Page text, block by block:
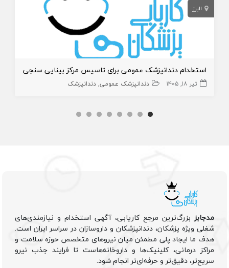
البرز
استخدام دندانپزشک عمومی برای تاسیس مرکز بینایی سنجی
تیر ۱۸, ۱۴۰۵ دندانپزشک عمومی دندانپزشک
مدجابزبزرگ‌ترین مرجع کاریابی، آگهی استخدام و نیازمندی‌های
شغلی ویژه پزشکان، دندانپزشکان و داروسازان در سراسر ایران است.
هدف ما ایجاد پلی مطمئن میان نیروهای متخصص حوزه سلامت و
مراکز درمانی، کلینیک‌ها و داروخانه‌هاست تا فرایند جذب نیرو
سریع‌تر، دقیق‌تر و حرفه‌ای‌تر انجام شود.